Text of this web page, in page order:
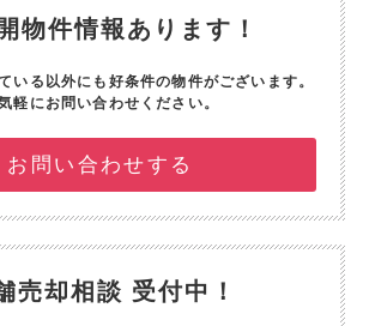
物件情報あります！
いる以外にも好条件の物件がございます。
軽にお問い合わせください。
お問い合わせする
売却相談 受付中！